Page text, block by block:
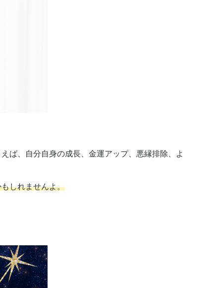
ば、自分自身の成長、金運アップ、悪縁排除、よ
しれませんよ。